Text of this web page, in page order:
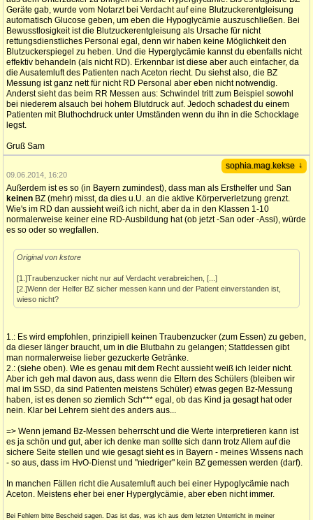
Geräte gab, wurde vom Notarzt bei Verdacht auf eine Blutzuckerentgleisung
automatisch Glucose geben, um eben die Hypoglycämie auszuschließen. Bei
Bewusstlosigkeit ist die Blutzuckerentgleisung als Ursache für nicht
rettungsdienstliches Personal egal, denn wir haben keine Möglichkeit den
Blutzuckerspiegel zu heben. Und die Hyperglycämie kannst du ebenfalls nicht
effektiv behandeln (als nicht RD). Erkennbar ist diese aber auch einfacher, da
die Ausatemluft des Patienten nach Aceton riecht. Du siehst also, die BZ
Messung ist ganz nett für nicht RD Personal aber eben nicht notwendig.
Anderst sieht das beim RR Messen aus: Schwindel tritt zum Beispiel sowohl
bei niederem alsauch bei hohem Blutdruck auf. Jedoch schadest du einem
Patienten mit Bluthochdruck unter Umständen wenn du ihn in die Schocklage
legst.
Gruß Sam
sophia.mag.kekse ↓
09.06.2014, 16:20
Außerdem ist es so (in Bayern zumindest), dass man als Ersthelfer und San
keinen BZ (mehr) misst, da dies u.U. an die aktive Körperverletzung grenzt.
Wie's im RD dan aussieht weiß ich nicht, aber da in den Klassen 1-10
normalerweise keiner eine RD-Ausbildung hat (ob jetzt -San oder -Assi), würde
es so oder so wegfallen.
Original von kstore
[1.]Traubenzucker nicht nur auf Verdacht verabreichen, [...]
[2.]Wenn der Helfer BZ sicher messen kann und der Patient einverstanden ist,
wieso nicht?
1.: Es wird empfohlen, prinzipiell keinen Traubenzucker (zum Essen) zu geben,
da dieser länger braucht, um in die Blutbahn zu gelangen; Stattdessen gibt
man normalerweise lieber gezuckerte Getränke.
2.: (siehe oben). Wie es genau mit dem Recht aussieht weiß ich leider nicht.
Aber ich geh mal davon aus, dass wenn die Eltern des Schülers (bleiben wir
mal im SSD, da sind Patienten meistens Schüler) etwas gegen Bz-Messung
haben, ist es denen so ziemlich Sch*** egal, ob das Kind ja gesagt hat oder
nein. Klar bei Lehrern sieht des anders aus...
=> Wenn jemand Bz-Messen beherrscht und die Werte interpretieren kann ist
es ja schön und gut, aber ich denke man sollte sich dann trotz Allem auf die
sichere Seite stellen und wie gesagt sieht es in Bayern - meines Wissens nach
- so aus, dass im HvO-Dienst und "niedriger" kein BZ gemessen werden (darf).
In manchen Fällen richt die Ausatemluft auch bei einer Hypoglycämie nach
Aceton. Meistens eher bei ener Hyperglycämie, aber eben nicht immer.
Bei Fehlern bitte Bescheid sagen. Das ist das, was ich aus dem letzten Unterricht in meiner